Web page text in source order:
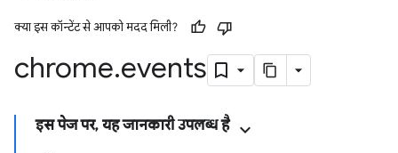
क्या इस कॉन्टेंट से आपको मदद मिली?
chrome.events
इस पेज पर, यह जानकारी उपलब्ध है